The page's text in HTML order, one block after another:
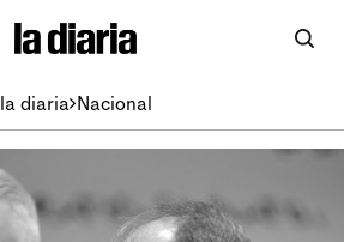
la diaria Nacional